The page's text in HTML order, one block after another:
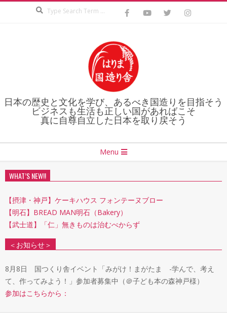
日本の歴史と文化を学び、あるべき国造りを目指そう
ビジネスも生活も正しい国があればこそ
真に自尊自立した日本を取り戻そう
Menu
Menu
WHAT’S NEW!!
【摂津・神戸】ケーキハウス フォンテーヌブロー
【明石】BREAD MAN明石（Bakery）
【武士道】「仁」無きものは治むべからず
＜お知らせ＞
8月8日 国つくり舎イベント「みがけ！まがたま -学んで、考え
て、作ってみよう！」参加者募集中（＠子ども本の森神戸様）
参加はこちらから：